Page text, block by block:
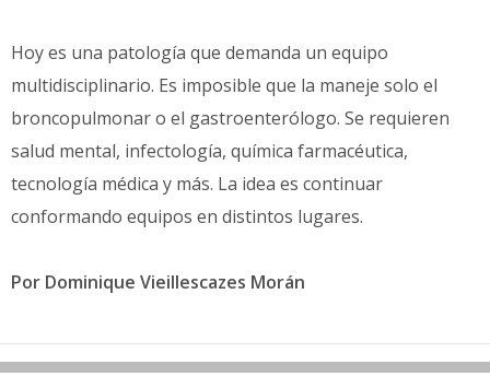
Hoy es una patología que demanda un equipo
multidisciplinario. Es imposible que la maneje solo el
broncopulmonar o el gastroenterólogo. Se requieren
salud mental, infectología, química farmacéutica,
tecnología médica y más. La idea es continuar
conformando equipos en distintos lugares.
Por Dominique Vieillescazes Morán